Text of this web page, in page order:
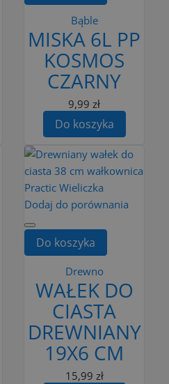
Bąble
MISKA 6L PP
KOSMOS
CZARNY
9,99 zł
Do koszyka
Dodaj do porównania
Do koszyka
Drewno
WAŁEK DO
CIASTA
DREWNIANY
19X6 CM
15,99 zł